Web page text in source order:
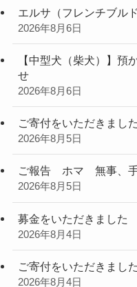
エルサ（フレンチブ
2026年8月6日
【中型犬（柴犬）】預
せ
2026年8月6日
ご寄付をいただきました
2026年8月5日
ご報告 ホマ 無事、手
2026年8月5日
募金をいただきました
2026年8月4日
ご寄付をいただきました
2026年8月4日